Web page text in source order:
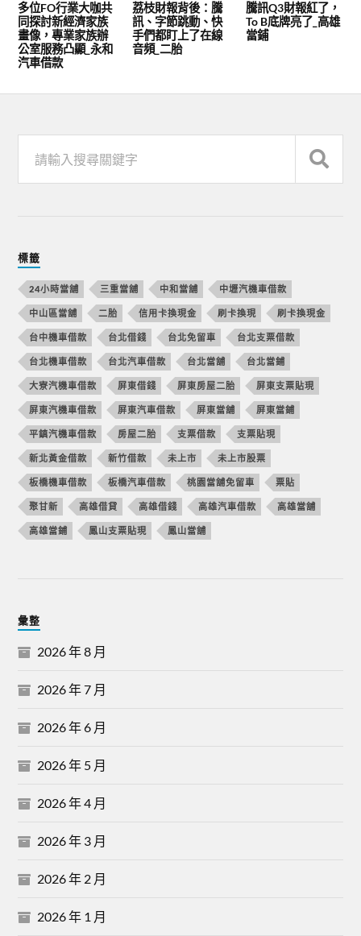
多位FO行業大咖共
同探討新經濟家族
畫像，專業家族辦
公室服務凸顯_永和
汽車借款
荔枝財報背後：騰
訊、字節跳動、快
手們都盯上了在線
音頻_二胎
騰訊Q3財報紅了，
To B底牌亮了_高雄
當鋪
標籤
24小時當舖 三重當舖 中和當舖 中壢汽機車借款
中山區當舖 二胎 信用卡換現金 刷卡換現 刷卡換現金
台中機車借款 台北借錢 台北免留車 台北支票借款
台北機車借款 台北汽車借款 台北當舖 台北當鋪
大寮汽機車借款 屏東借錢 屏東房屋二胎 屏東支票貼現
屏東汽機車借款 屏東汽車借款 屏東當舖 屏東當鋪
平鎮汽機車借款 房屋二胎 支票借款 支票貼現
新北黃金借款 新竹借款 未上市 未上市股票
板橋機車借款 板橋汽車借款 桃園當舖免留車 票貼
聚甘新 高雄借貸 高雄借錢 高雄汽車借款 高雄當舖
高雄當鋪 鳳山支票貼現 鳳山當舖
彙整
2026 年 8 月
2026 年 7 月
2026 年 6 月
2026 年 5 月
2026 年 4 月
2026 年 3 月
2026 年 2 月
2026 年 1 月